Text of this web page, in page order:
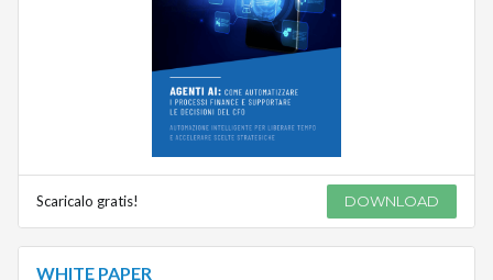
Scaricalo gratis! DOWNLOAD
WHITE PAPER